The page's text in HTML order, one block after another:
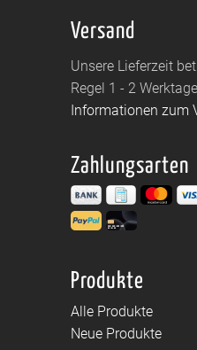
Versand
Unsere Lieferzeit
Regel 1 - 2
Informationen zum
Zahlungsarten
Produkte
Alle Produkte
Neue Produkte